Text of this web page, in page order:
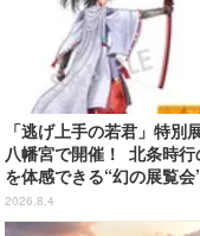
「逃げ上手の若君」特別
八幡宮で開催！ 北条時行
を体感できる“幻の展覧会
間限定で登場【8/28～30】
2026.8.4